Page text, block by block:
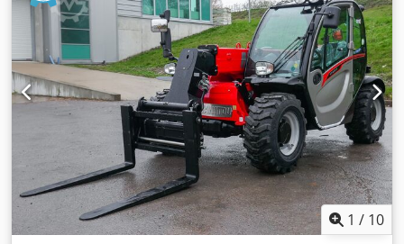
documentation
1 / 10